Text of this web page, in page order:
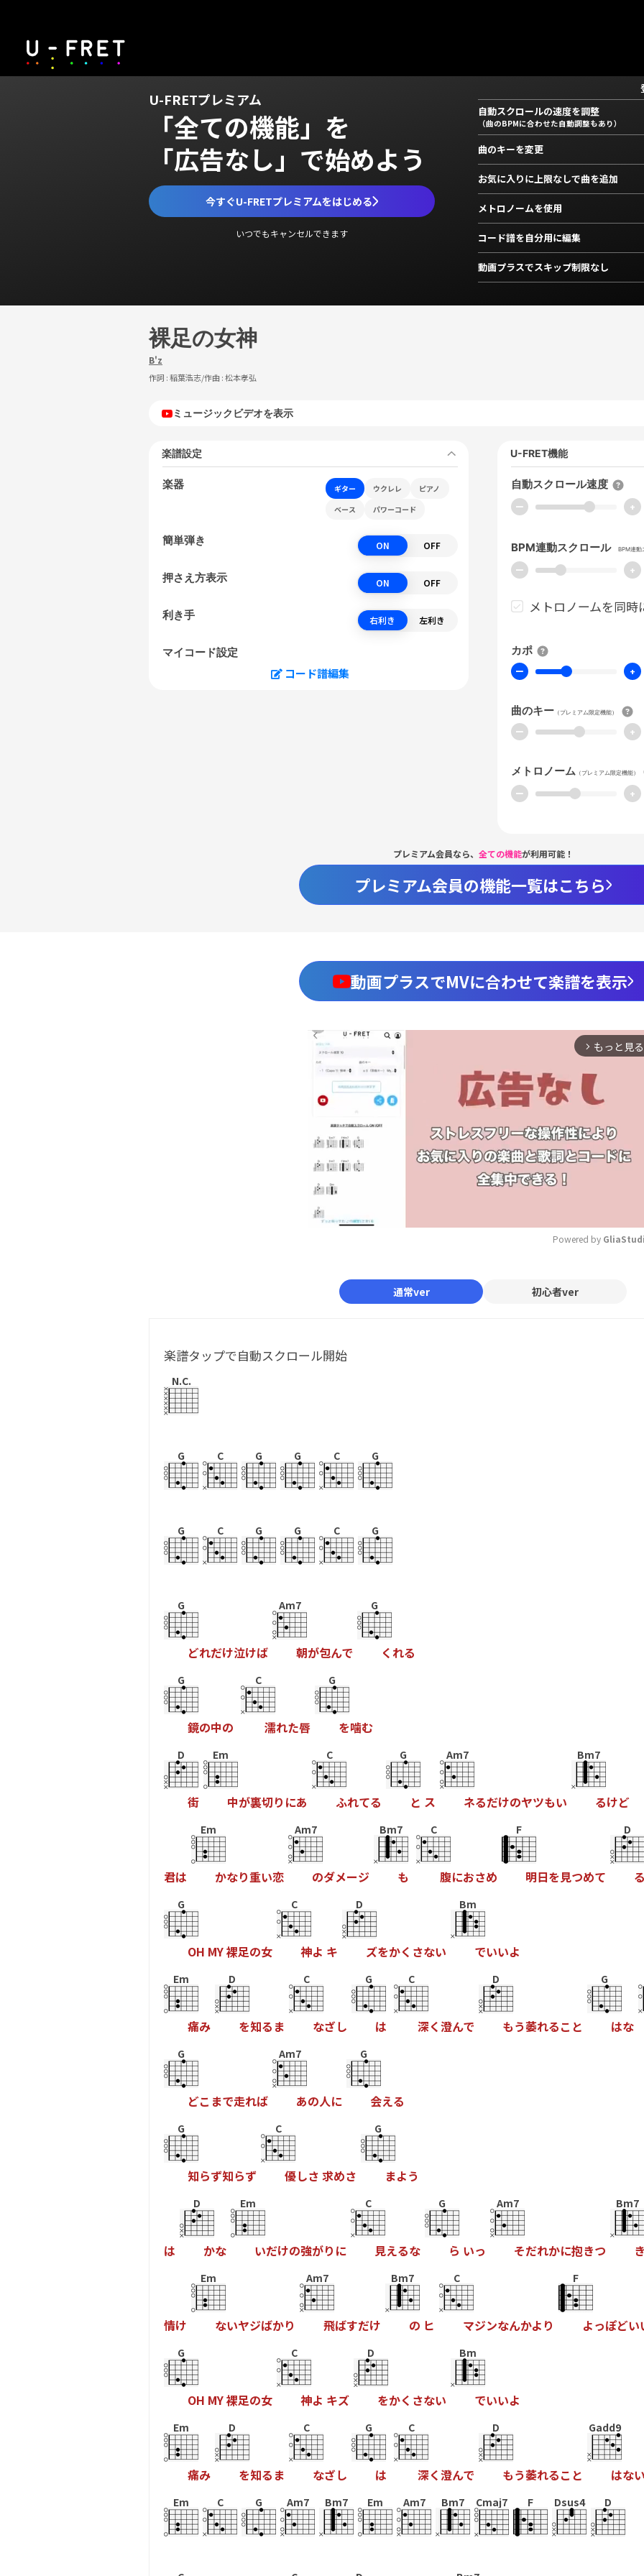
U-FRETプレミアム
「全ての機能」を
「広告なし」で始めよう
今すぐU-FRETプレミアムをはじめる
いつでもキャンセルできます
自動スクロールの速度を調整
（曲のBPMに合わせた自動調整もあり）
曲のキーを変更
お気に入りに上限なしで曲を追加
メトロノームを使用
コード譜を自分用に編集
動画プラスでスキップ制限なし
裸足の女神
B'z
作詞 :稲葉浩志/作曲 :松本孝弘
ミュージックビデオを表示
楽譜設定
楽器 ギター ウクレレ
ピアノ
ベース
パワーコード
簡単弾き ON OFF
押さえ方表示 ON OFF
利き手 右利き 左利き
マイコード設定
コード譜編集
U-FRET機能
自動スクロール速度
ー +
BPM連動スクロール BPM連動
ー +
メトロノームを同時
カポ
ー +
曲のキー （プレミアム限定機能）
ー +
メトロノーム （プレミアム限定機能）
ー +
プレミアム会員なら、 全ての機能が利用可能！
プレミアム会員の機能一覧はこちら
動画プラスでMVに合わせて楽譜を表示
arrow_forward_ios もっと見る
Powered by
通常ver 初心者ver
楽譜タップで自動スクロール開始
N.C.
G C G G C G
G C G G C G
G
どれだけ泣けば
Am7
朝が包んで
G
く れる
G
鏡の中の
C
濡れた唇
G
を噛む
D
街
Em
中が裏切り にあ
C
ふれてる
G
と ス
Am7
ネるだけのヤツもい
Bm7
るけど
君は
Em
かなり重い恋
Am7
のダメージ
Bm7
も
C
腹におさめ
F
明日を見つめて
D
G
OH MY裸足の女
C
神よ キ
D
ズをかく さない
Bm
でいいよ
Em
痛み
D
を知る ま
C
なざし
G
は
C
深く澄んで
D
もう萎れるこ と
G
はな
G
どこ まで走れば
Am7
あの人に
G
会える
G
知らず知らず
C
優しさ 求めさ
G
まよう
は
D
かな
Em
いだけの強がり に
C
見えるな
G
ら いっ
Am7
そだれかに抱きつ
Bm7
情け
Em
ないヤジばかり
Am7
飛ばすだけ
Bm7
の ヒ
C
マジンなんかよ り
F
よっぽどい
G
OH MY裸足の女
C
神よ キズ
D
をかく さない
Bm
でいいよ
Em
痛み
D
を知る ま
C
なざし
G
は
C
深く澄んで
D
もう萎れるこ と
Gadd9
はな
Em C G Am7 Bm7 Em Am7 Bm7 Cmaj7 F Dsus4 D